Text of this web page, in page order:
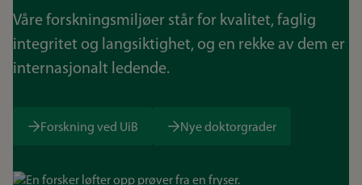
Våre forskningsmiljøer står for kvalitet, faglig
integritet og langsiktighet, og en rekke av dem er
internasjonalt ledende.
Forskning ved UiB Nye doktorgrader
Bilde